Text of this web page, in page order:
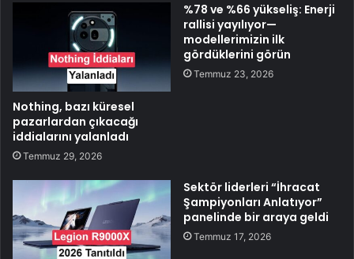
Nothing, bazı küresel
pazarlardan çıkacağı
iddialarını yalanladı
Temmuz 29, 2026
%78 ve %66 yükseliş: Enerji
rallisi yayılıyor—
modellerimizin ilk
gördüklerini görün
Temmuz 23, 2026
Sektör liderleri “İhracat
Şampiyonları Anlatıyor”
panelinde bir araya geldi
Temmuz 17, 2026